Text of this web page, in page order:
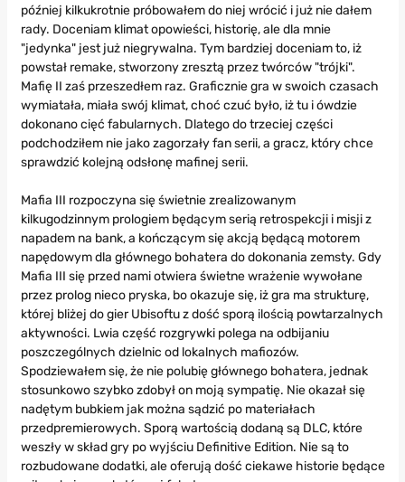
później kilkukrotnie próbowałem do niej wrócić i już nie dałem
rady. Doceniam klimat opowieści, historię, ale dla mnie
"jedynka" jest już niegrywalna. Tym bardziej doceniam to, iż
powstał remake, stworzony zresztą przez twórców "trójki".
Mafię II zaś przeszedłem raz. Graficznie gra w swoich czasach
wymiatała, miała swój klimat, choć czuć było, iż tu i ówdzie
dokonano cięć fabularnych. Dlatego do trzeciej części
podchodziłem nie jako zagorzały fan serii, a gracz, który chce
sprawdzić kolejną odsłonę mafinej serii.
Mafia III rozpoczyna się świetnie zrealizowanym
kilkugodzinnym prologiem będącym serią retrospekcji i misji z
napadem na bank, a kończącym się akcją będącą motorem
napędowym dla głównego bohatera do dokonania zemsty. Gdy
Mafia III się przed nami otwiera świetne wrażenie wywołane
przez prolog nieco pryska, bo okazuje się, iż gra ma strukturę,
której bliżej do gier Ubisoftu z dość sporą ilością powtarzalnych
aktywności. Lwia część rozgrywki polega na odbijaniu
poszczególnych dzielnic od lokalnych mafiozów.
Spodziewałem się, że nie polubię głównego bohatera, jednak
stosunkowo szybko zdobył on moją sympatię. Nie okazał się
nadętym bubkiem jak można sądzić po materiałach
przedpremierowych. Sporą wartością dodaną są DLC, które
weszły w skład gry po wyjściu Definitive Edition. Nie są to
rozbudowane dodatki, ale oferują dość ciekawe historie będące